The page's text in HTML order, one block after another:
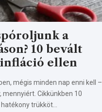
a
10 bevált
ellen
mégis minden nap enni kell –
mennyiért. Cikkünkben 10
trükköt…